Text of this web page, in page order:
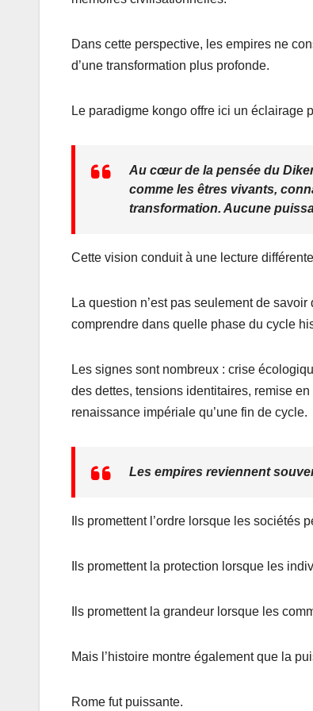
Dans cette perspective, les empires ne
d’une transformation plus profonde.
Le paradigme kongo offre ici un éclairage
Au cœur de la pensée du
comme les êtres vivants,
transformation. Aucune
Cette vision conduit à une lecture
La question n’est pas seulement de
comprendre dans quelle phase du cycle
Les signes sont nombreux : crise
des dettes, tensions identitaires, remise
renaissance impériale qu’une fin de cycle.
Les empires reviennent
Ils promettent l’ordre lorsque les sociétés
Ils promettent la protection lorsque les
Ils promettent la grandeur lorsque les
Mais l’histoire montre également que la
Rome fut puissante.